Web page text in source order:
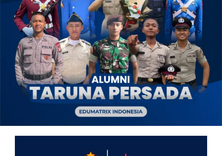
OUR PROGRAM
REGISTRATION
CONTACT US